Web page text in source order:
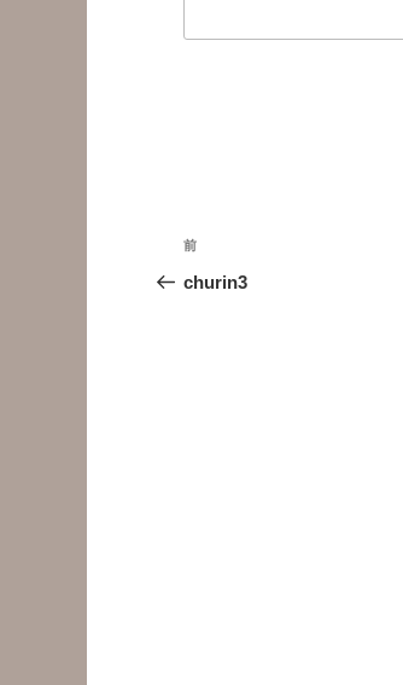
投
稿
前
の
前
churin3